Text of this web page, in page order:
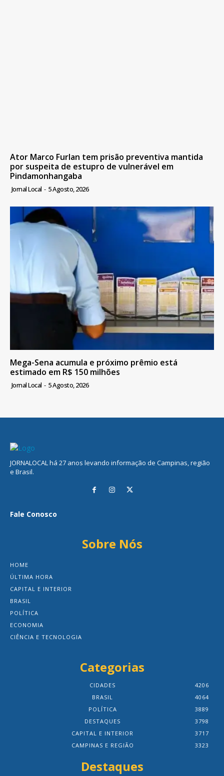
Ator Marco Furlan tem prisão preventiva mantida
por suspeita de estupro de vulnerável em
Pindamonhangaba
Jornal Local - 5 Agosto, 2026
Mega-Sena acumula e próximo prêmio está
estimado em R$ 150 milhões
Jornal Local - 5 Agosto, 2026
JORNALOCAL há 27 anos levando informação de Campinas, região
e Brasil.
Fale Conosco
Sobre Nós
HOME
ÚLTIMA HORA
CAPITAL E INTERIOR
BRASIL
POLÍTICA
ECONOMIA
CIÊNCIA E TECNOLOGIA
Categorias
CIDADES
4206
BRASIL
4064
POLÍTICA
3889
DESTAQUES
3798
CAPITAL E INTERIOR
3717
CAMPINAS E REGIÃO
3323
Destaques